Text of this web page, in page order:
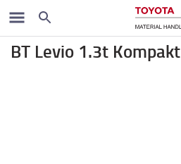
Elektro paletari
BT Levio 1.3t Kompakt